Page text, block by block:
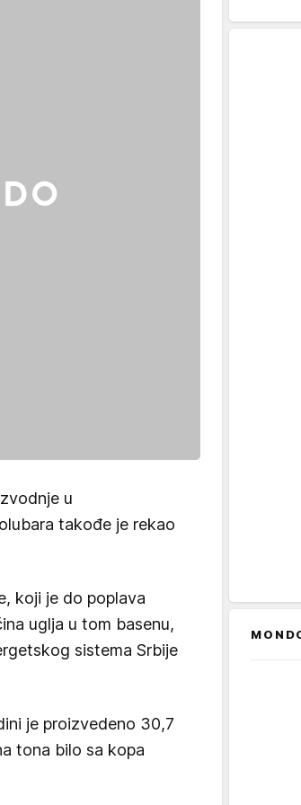
u
takođe je rekao
koji je do poplava
uglja u tom basenu,
sistema Srbije
je proizvedeno 30,7
tona bilo sa kopa